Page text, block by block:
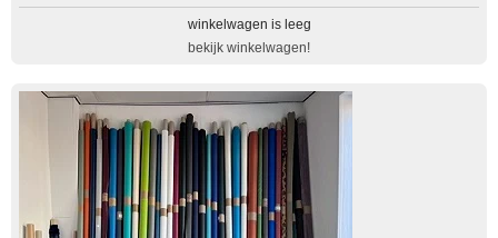
winkelwagen is leeg
bekijk winkelwagen!